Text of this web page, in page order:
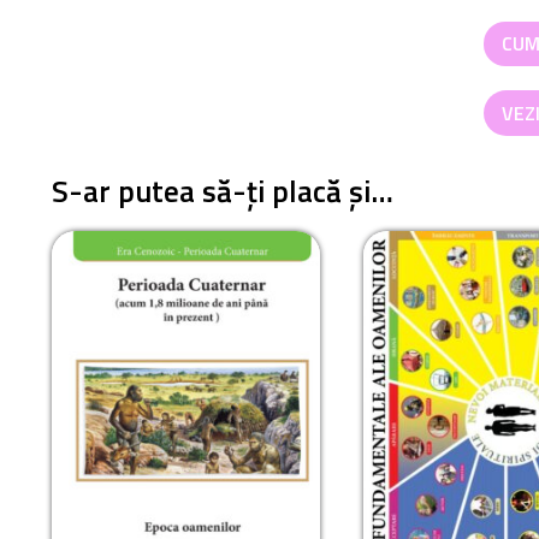
Nevoi
ale
S-ar putea să-ți placă și…